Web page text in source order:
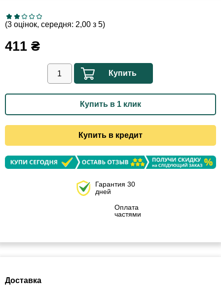
(3 оцінок, середня: 2,00 з 5)
411 ₴
Купить
Купить в 1 клик
Купить в кредит
Гарантия 30
дней
Оплата
частями
Доставка